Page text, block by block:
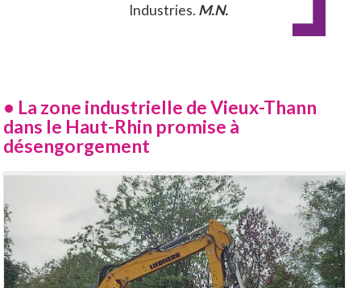
Industries. M.N.
• La zone industrielle de Vieux-Thann
dans le Haut-Rhin promise à
désengorgement